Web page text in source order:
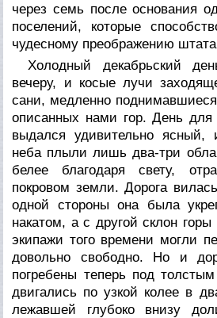
через семь после основания
поселений, которые
чудесному преображению
Холодный декабрьский
вечеру, и косые лучи
сани, медленно
описанных нами гор. День для
выдался удивительно
неба плыли лишь два-три
белее благодаря свету,
покровом земли. Дорога
одной стороны она была
накатом, а с другой склон
экипажи того времени могли
довольно свободно. Но и
погребены теперь под
двигались по узкой колее в
лежавшей глубоко внизу